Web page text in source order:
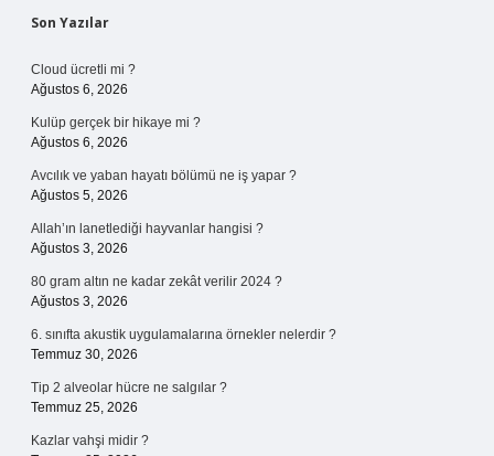
Sidebar
Son Yazılar
Cloud ücretli mi ?
Ağustos 6, 2026
Kulüp gerçek bir hikaye mi ?
Ağustos 6, 2026
Avcılık ve yaban hayatı bölümü ne iş yapar ?
Ağustos 5, 2026
Allah’ın lanetlediği hayvanlar hangisi ?
Ağustos 3, 2026
80 gram altın ne kadar zekât verilir 2024 ?
Ağustos 3, 2026
6. sınıfta akustik uygulamalarına örnekler nelerdir ?
Temmuz 30, 2026
Tip 2 alveolar hücre ne salgılar ?
Temmuz 25, 2026
Kazlar vahşi midir ?